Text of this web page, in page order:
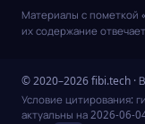
Материалы с пометкой
их содержание
© 2020–2026 fibi.tech ·
Условие цитирования:
актуальны на 2026-06-